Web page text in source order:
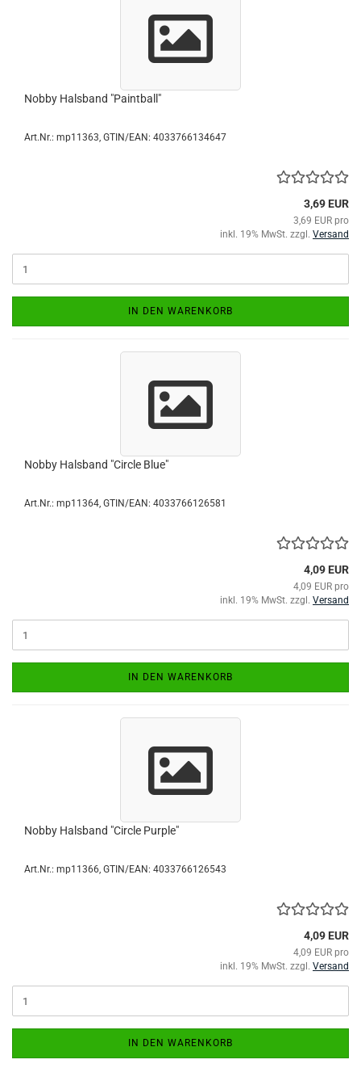
Nobby Halsband "Paintball"
Art.Nr.: mp11363 GTIN/EAN: 4033766134647
3,69 EUR
3,69 EUR pro
inkl. 19% MwSt. zzgl. Versand
IN DEN WARENKORB
Nobby Halsband "Circle Blue"
Art.Nr.: mp11364 GTIN/EAN: 4033766126581
4,09 EUR
4,09 EUR pro
inkl. 19% MwSt. zzgl. Versand
IN DEN WARENKORB
Nobby Halsband "Circle Purple"
Art.Nr.: mp11366 GTIN/EAN: 4033766126543
4,09 EUR
4,09 EUR pro
inkl. 19% MwSt. zzgl. Versand
IN DEN WARENKORB